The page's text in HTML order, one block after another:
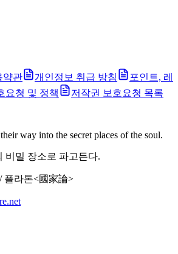
약관 개인정보 취급 방침
포인트, 레
요청 및 정책 저작권 보호요청 목록
way into the secret places of the soul.
비밀 장소로 파고든다.
플라톤<國家論>